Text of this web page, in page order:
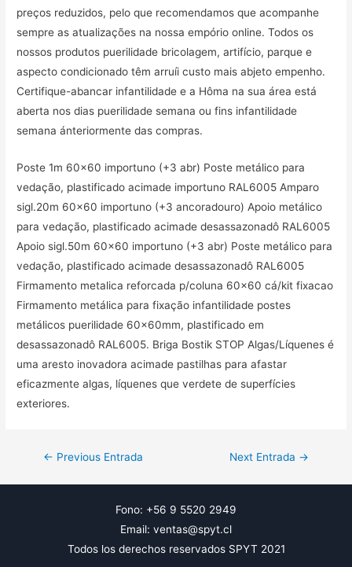
preços reduzidos, pelo que recomendamos que acompanhe
sempre as atualizações na nossa empório online. Todos os
nossos produtos puerilidade bricolagem, artifício, parque e
aspecto condicionado têm arruíi custo mais abjeto empenho.
Certifique-abancar infantilidade e a Hôma na sua área está
aberta nos dias puerilidade semana ou fins infantilidade
semana ánteriormente das compras.
Poste 1m 60×60 importuno (+3 abr) Poste metálico para
vedação, plastificado acimade importuno RAL6005 Amparo
sigl.20m 60×60 importuno (+3 ancoradouro) Apoio metálico
para vedação, plastificado acimade desassazonadô RAL6005
Apoio sigl.50m 60×60 importuno (+3 abr) Poste metálico para
vedação, plastificado acimade desassazonadô RAL6005
Firmamento metalica reforcada p/coluna 60×60 cá/kit fixacao
Firmamento metálica para fixação infantilidade postes
metálicos puerilidade 60x60mm, plastificado em
desassazonadô RAL6005. Briga Bostik STOP Algas/Líquenes é
uma aresto inovadora acimade pastilhas para afastar
eficazmente algas, líquenes que verdete de superfícies
exteriores.
Navegación
de
entradas
← Previous Entrada Next Entrada →
Fono: +56 9 5520 2949
Email: ventas@spyt.cl
Todos los derechos reservados SPYT 2021